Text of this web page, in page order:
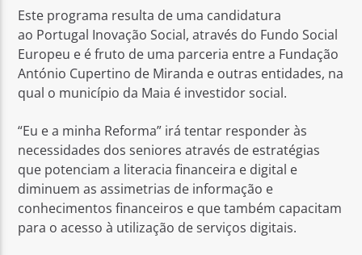
Rádio No ar
Este programa resulta de uma candidatura
ao Portugal Inovação Social, através do Fundo Social
Europeu e é fruto de uma parceria entre a Fundação
António Cupertino de Miranda e outras entidades, na
qual o município da Maia é investidor social.
“Eu e a minha Reforma” irá tentar responder às
necessidades dos seniores através de estratégias
que potenciam a literacia financeira e digital e
diminuem as assimetrias de informação e
conhecimentos financeiros e que também capacitam
para o acesso à utilização de serviços digitais.